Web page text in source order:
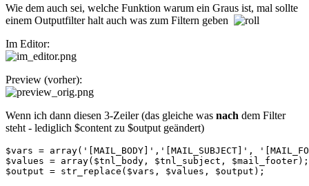
Wie dem auch sei, welche Funktion warum ein Graus ist, mal sollte
einem Outputfilter halt auch was zum Filtern geben
Im Editor:
Preview (vorher):
Wenn ich dann diesen 3-Zeiler (das gleiche was nach dem Filter
steht - lediglich $content zu $output geändert)
$vars = array('[MAIL_BODY]','[MAIL_SUBJECT]',
$values = array($tnl_body, $tnl_subject, $mail_footer);
$output = str_replace($vars, $values, $output);